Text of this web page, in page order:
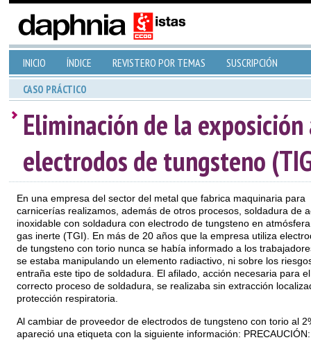
INICIO ÍNDICE REVISTERO POR TEMAS SUSCRIPCIÓN
CASO PRÁCTICO
Eliminación de la
electrodos de tungsteno
En una empresa del sector del metal que fabrica maquinaria para
carnicerías realizamos, además de otros procesos, soldadura de
inoxidable con soldadura con electrodo de tungsteno en
gas inerte (TGI). En más de 20 años que la empresa utiliza
de tungsteno con torio nunca se había informado a los
se estaba manipulando un elemento radiactivo, ni sobre los
entraña este tipo de soldadura. El afilado, acción necesaria para el
correcto proceso de soldadura, se realizaba sin extracción
protección respiratoria.
Al cambiar de proveedor de electrodos de tungsteno con torio al
apareció una etiqueta con la siguiente información: PRECAUCIÓN: